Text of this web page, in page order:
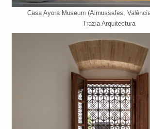
Casa Ayora Museum (Almussafes,
Trazia Arquitectura